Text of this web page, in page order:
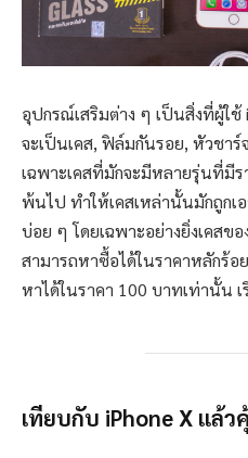
อุปกรณ์เสริมต่าง ๆ เป็นสิ่งที่ผู้ใ
จะเป็นเคส, ฟิล์มกันรอย, หัวชาร์
เฉพาะเคสที่มักจะมีหลายรุ่นที่มีร
พ้นไป ทำให้เคสเหล่านั้นมักถูกเ
บ่อย ๆ โดยเฉพาะอย่างยิ่งเคสขอ
สามารถหาซื้อได้ในราคาหลักร้
หาได้ในราคา 100 บาทเท่านั้น เ
เทียบกับ iPhone X แล้ว